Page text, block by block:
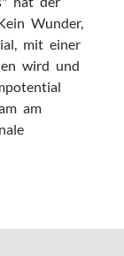
Wunder,
mit einer
wird und
am